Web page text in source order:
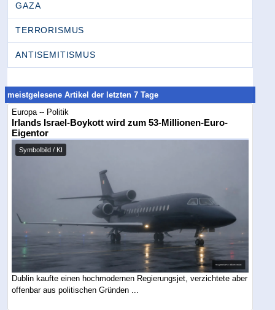
GAZA
TERRORISMUS
ANTISEMITISMUS
meistgelesene Artikel der letzten 7 Tage
Europa -- Politik
Irlands Israel-Boykott wird zum 53-Millionen-Euro-
Eigentor
Symbolbild / KI
Dublin kaufte einen hochmodernen Regierungsjet, verzichtete aber
offenbar aus politischen Gründen ...